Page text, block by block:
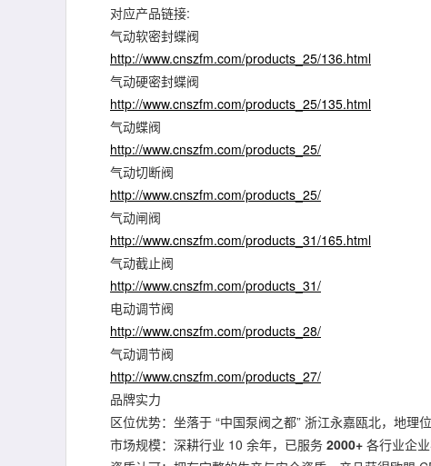
对应产品链接:
气动软密封蝶阀
http://www.cnszfm.com/products_25/136.html
气动硬密封蝶阀
http://www.cnszfm.com/products_25/135.html
气动蝶阀
http://www.cnszfm.com/products_25/
气动切断阀
http://www.cnszfm.com/products_25/
气动闸阀
http://www.cnszfm.com/products_31/165.html
气动截止阀
http://www.cnszfm.com/products_31/
电动调节阀
http://www.cnszfm.com/products_28/
气动调节阀
http://www.cnszfm.com/products_27/
品牌实力
区位优势：坐落于 “中国泵阀之都” 浙江永嘉瓯北，地理位
市场规模：深耕行业 10 余年，已服务 2000+ 各行业企业